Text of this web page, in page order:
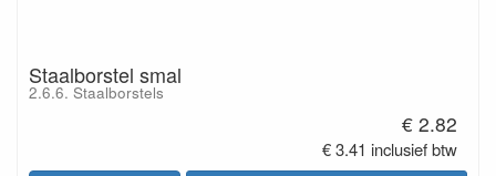
Staalborstel smal
2.6.6. Staalborstels
€ 2.82
€ 3.41 inclusief btw